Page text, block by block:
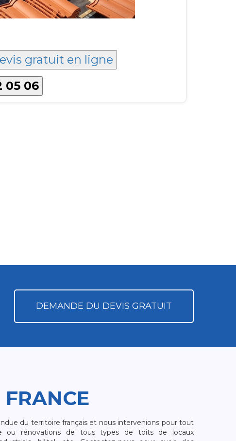
gratuit en ligne
05 06
DEMANDE DU DEVIS GRATUIT
du territoire français et nous intervenions pour tout
ou rénovations de tous types de toits de locaux